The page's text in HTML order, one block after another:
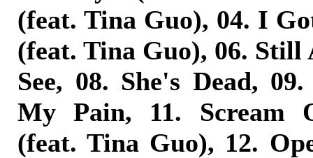
(feat. Tina Guo), 04. I
(feat. Tina Guo), 06. Still
See, 08. She's Dead,
My Pain, 11. Scream
(feat. Tina Guo), 12.